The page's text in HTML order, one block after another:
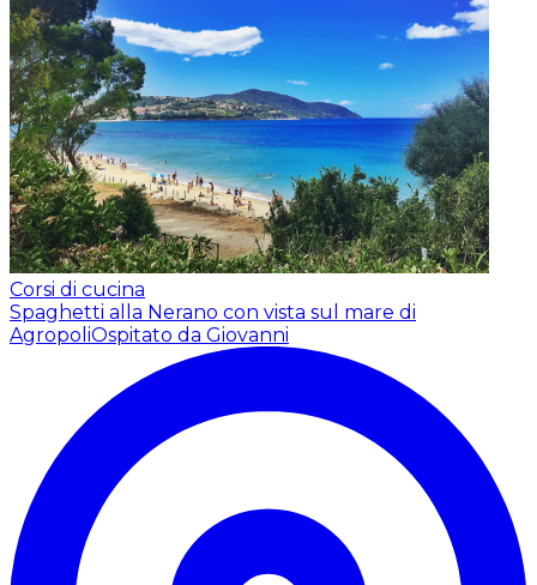
Corsi di cucina
Spaghetti alla Nerano con vista sul mare di
AgropoliOspitato da Giovanni